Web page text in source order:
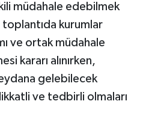
müdahale edebilmek
kurumlar
ve ortak müdahale
kararı alınırken,
gelebilecek
ve tedbirli olmaları